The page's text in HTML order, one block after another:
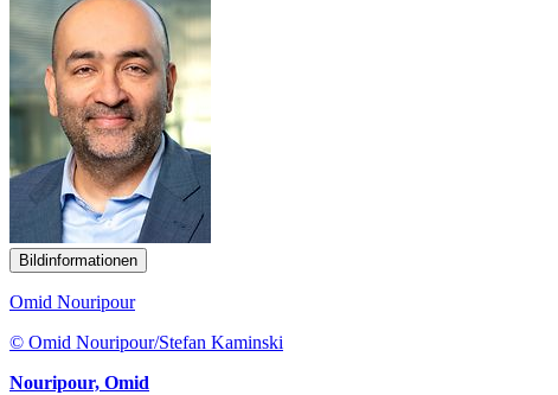
Bildinformationen
Omid Nouripour
© Omid Nouripour/Stefan Kaminski
Nouripour, Omid